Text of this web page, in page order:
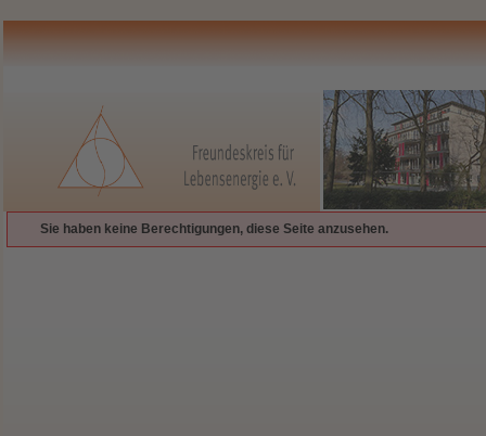
Sie haben keine Berechtigungen, diese Seite anzusehen.